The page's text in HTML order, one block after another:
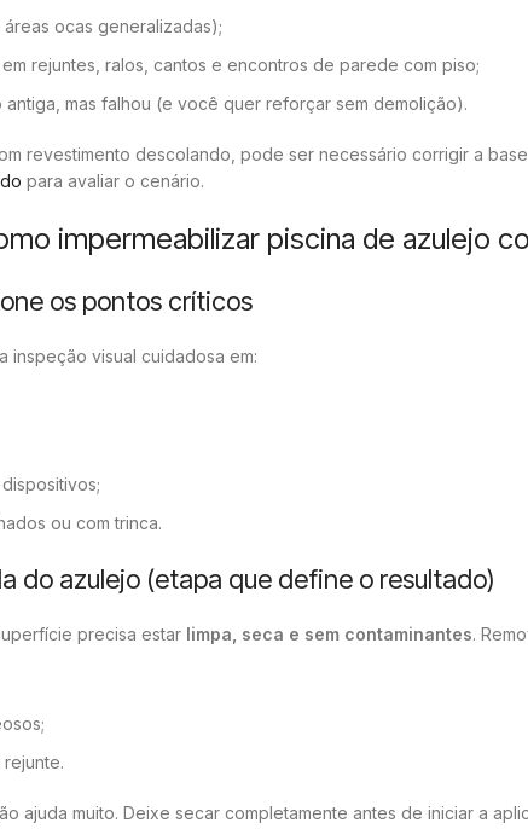
ocas generalizadas);
rejuntes, ralos, cantos e encontros de parede com piso;
antiga, mas falhou (e você quer reforçar sem demolição).
revestimento descolando, pode ser necessário corrigir a
para avaliar o cenário.
impermeabilizar piscina de azulejo
os pontos críticos
inspeção visual cuidadosa em:
ou com trinca.
do azulejo (etapa que define o resultado)
precisa estar limpa, seca e sem contaminantes.
ajuda muito. Deixe secar completamente antes de iniciar a